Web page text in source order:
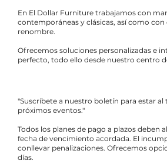
En El Dollar Furniture trabajamos con
contemporáneas y clásicas, así como
renombre.
Ofrecemos soluciones personalizadas e
perfecto, todo ello desde nuestro centro
"Suscríbete a nuestro boletín para estar
próximos eventos."
Todos los planes de pago a plazos deben
fecha de vencimiento acordada. El
conllevar penalizaciones. Ofrecemos
días.